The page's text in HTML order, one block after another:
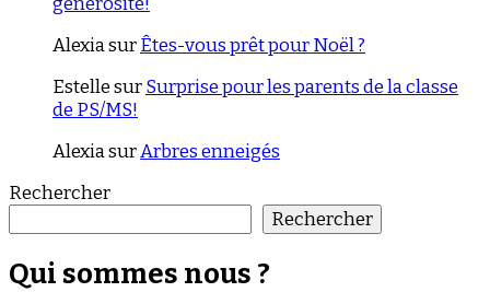
AlexiasurÊtes-vous prêt pour Noël ?
EstellesurSurprise pour les parents de la classe
de PS/MS!
AlexiasurArbres enneigés
Rechercher
Rechercher
Qui sommes nous ?